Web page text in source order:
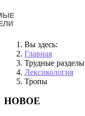
Вы здесь:
Главная
Трудные разделы
Лексикология
Тропы
НОВОЕ